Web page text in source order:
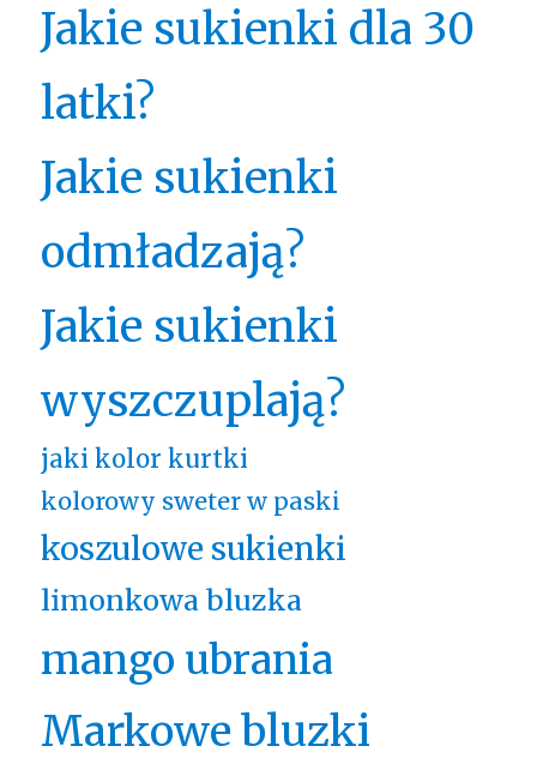
Jakie sukienki dla 30
latki?
Jakie sukienki
odmładzają?
Jakie sukienki
wyszczuplają?
jaki kolor kurtki
kolorowy sweter w paski
koszulowe sukienki
limonkowa bluzka
mango ubrania
Markowe bluzki